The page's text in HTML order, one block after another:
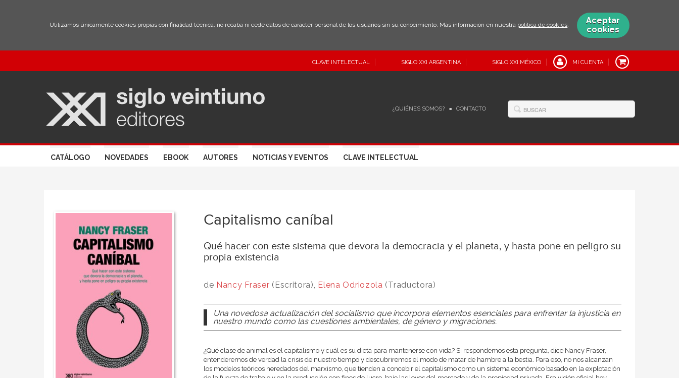
Utilizamos únicamente cookies propias con finalidad técnica, no recaba ni cede datos de carácter personal de los usuarios sin su conocimiento. Más información en nuestra política de cookies.
Aceptar
cookies
CLAVE INTELECTUAL SIGLO XXI ARGENTINA SIGLO XXI MÉXICO MI CUENTA
¿QUIÉNES SOMOS? CONTACTO
CATÁLOGO NOVEDADES EBOOK AUTORES NOTICIAS Y EVENTOS CLAVE INTELECTUAL
Capitalismo caníbal
Qué hacer con este sistema que devora la democracia y el planeta, y hasta pone en peligro su
propia existencia
de Nancy Fraser (Escritora), Elena Odriozola (Traductora)
Una novedosa actualización del socialismo que incorpora elementos esenciales para enfrentar la injusticia en
nuestro mundo como las cuestiones ambientales, de género y migraciones.
¿Qué clase de animal es el capitalismo y cuál es su dieta para mantenerse con vida? Si respondemos esta pregunta, dice Nancy Fraser,
entenderemos de verdad la crisis de nuestro tiempo y descubriremos el modo de matar de hambre a la bestia. Para eso, no nos alcanzan
los modelos teóricos heredados del marxismo, que tienden a concebir el capitalismo como un sistema económico basado en la explotación